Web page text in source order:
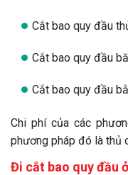
Cắt bao quy đầu
Cắt bao quy đầu
Cắt bao quy đầu
Chi phí của các
phương pháp đó là thủ
Đi cắt bao quy đầu